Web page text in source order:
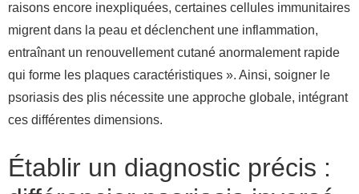
raisons encore inexpliquées, certaines cellules immunitaires
migrent dans la peau et déclenchent une inflammation,
entraînant un renouvellement cutané anormalement rapide
qui forme les plaques caractéristiques ». Ainsi, soigner le
psoriasis des plis nécessite une approche globale, intégrant
ces différentes dimensions.
Établir un diagnostic précis :